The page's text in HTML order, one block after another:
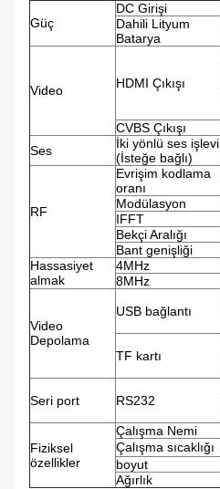
Güç
DC Girişi
Dahili Lityum
Batarya
Video HDMI Çıkışı
CVBS Çıkışı
Ses
İki yönlü ses işlevi
(İsteğe bağlı)
RF
Evrişim kodlama
oranı
Modülasyon
IFFT
Bekçi Aralığı
Bant genişliği
Hassasiyet
almak
4MHz
8MHz
Video
Depolama
USB bağlantı
TF kartı
Seri port RS232
Fiziksel
özellikler
Çalışma Nemi
Çalışma sıcaklığı
boyut
Ağırlık